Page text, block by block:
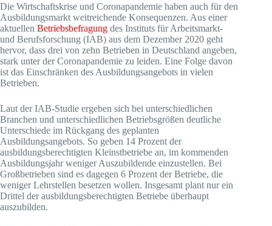
Die Wirtschaftskrise und Coronapandemie haben auch für den
Ausbildungsmarkt weitreichende Konsequenzen. Aus einer
aktuellen Betriebsbefragung des Instituts für Arbeitsmarkt-
und Berufsforschung (IAB) aus dem Dezember 2020 geht
hervor, dass drei von zehn Betrieben in Deutschland angeben,
stark unter der Coronapandemie zu leiden. Eine Folge davon
ist das Einschränken des Ausbildungsangebots in vielen
Betrieben.
Laut der IAB-Studie ergeben sich bei unterschiedlichen
Branchen und unterschiedlichen Betriebsgrößen deutliche
Unterschiede im Rückgang des geplanten
Ausbildungsangebots. So geben 14 Prozent der
ausbildungsberechtigten Kleinstbetriebe an, im kommenden
Ausbildungsjahr weniger Auszubildende einzustellen. Bei
Großbetrieben sind es dagegen 6 Prozent der Betriebe, die
weniger Lehrstellen besetzen wollen. Insgesamt plant nur ein
Drittel der ausbildungsberechtigten Betriebe überhaupt
auszubilden.